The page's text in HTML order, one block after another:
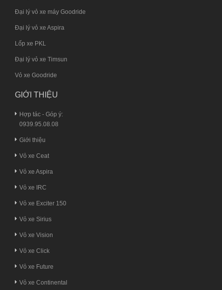
Đại lý vỏ xe máy Goodride
Đại lý vỏ xe Aspira
Lốp xe PKL
Đại lý vỏ xe Timsun
Vỏ xe Goodride
GIỚI THIỆU
Hợp tác - Góp ý:
0939.95.08.08
Giới thiệu
Vỏ xe Ceat
Vỏ xe Aspira
Vỏ xe IRC
Vỏ xe Exciter 150
Vỏ xe Sirius
Vỏ xe Vision
Vỏ xe Click
Vỏ xe Future
Vỏ xe Continental